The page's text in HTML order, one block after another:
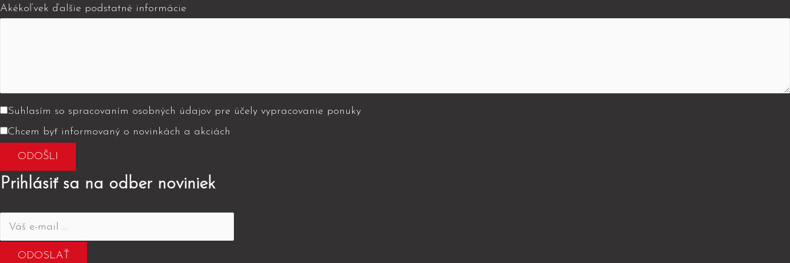
Akékoľvek ďalšie podstatné informácie
Suhlasím so spracovaním osobných údajov pre účely vypracovanie ponuky
Chcem byť informovaný o novinkách a akciách
Prihlásiť sa na odber noviniek